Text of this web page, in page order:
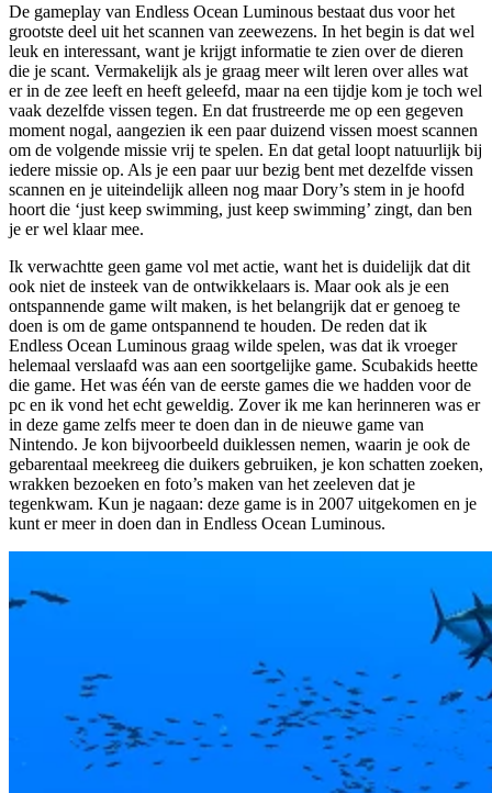
De gameplay van Endless Ocean Luminous bestaat dus voor het
grootste deel uit het scannen van zeewezens. In het begin is dat wel
leuk en interessant, want je krijgt informatie te zien over de dieren
die je scant. Vermakelijk als je graag meer wilt leren over alles wat
er in de zee leeft en heeft geleefd, maar na een tijdje kom je toch wel
vaak dezelfde vissen tegen. En dat frustreerde me op een gegeven
moment nogal, aangezien ik een paar duizend vissen moest scannen
om de volgende missie vrij te spelen. En dat getal loopt natuurlijk bij
iedere missie op. Als je een paar uur bezig bent met dezelfde vissen
scannen en je uiteindelijk alleen nog maar Dory’s stem in je hoofd
hoort die ‘just keep swimming, just keep swimming’ zingt, dan ben
je er wel klaar mee.
Ik verwachtte geen game vol met actie, want het is duidelijk dat dit
ook niet de insteek van de ontwikkelaars is. Maar ook als je een
ontspannende game wilt maken, is het belangrijk dat er genoeg te
doen is om de game ontspannend te houden. De reden dat ik
Endless Ocean Luminous graag wilde spelen, was dat ik vroeger
helemaal verslaafd was aan een soortgelijke game. Scubakids heette
die game. Het was één van de eerste games die we hadden voor de
pc en ik vond het echt geweldig. Zover ik me kan herinneren was er
in deze game zelfs meer te doen dan in de nieuwe game van
Nintendo. Je kon bijvoorbeeld duiklessen nemen, waarin je ook de
gebarentaal meekreeg die duikers gebruiken, je kon schatten zoeken,
wrakken bezoeken en foto’s maken van het zeeleven dat je
tegenkwam. Kun je nagaan: deze game is in 2007 uitgekomen en je
kunt er meer in doen dan in Endless Ocean Luminous.